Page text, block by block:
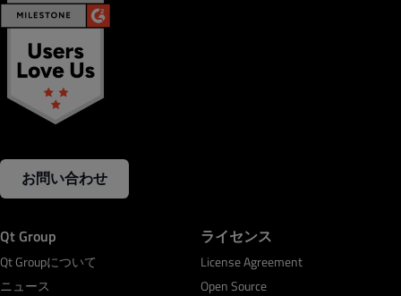
お問い合わせ
Qt Group
Qt Groupについて
ニュース
ライセンス
License Agreement
Open Source